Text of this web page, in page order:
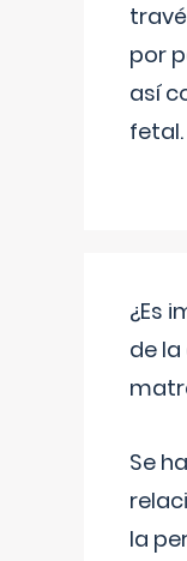
por
así
fetal.
¿Es
de
Se
la